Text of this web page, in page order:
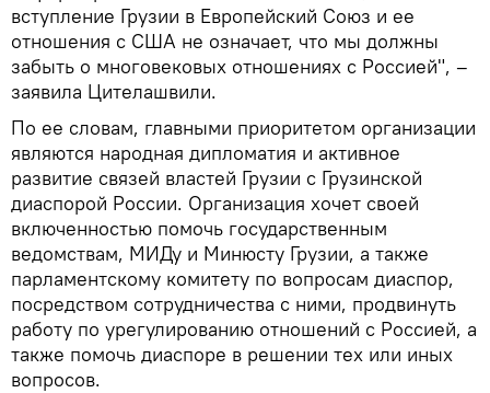
вступление Грузии в Европейский Союз и ее
отношения с США не означает, что мы должны
забыть о многовековых отношениях с Россией", –
заявила Цителашвили.
По ее словам, главными приоритетом организации
являются народная дипломатия и активное
развитие связей властей Грузии с Грузинской
диаспорой России. Организация хочет своей
включенностью помочь государственным
ведомствам, МИДу и Минюсту Грузии, а также
парламентскому комитету по вопросам диаспор,
посредством сотрудничества с ними, продвинуть
работу по урегулированию отношений с Россией, а
также помочь диаспоре в решении тех или иных
вопросов.